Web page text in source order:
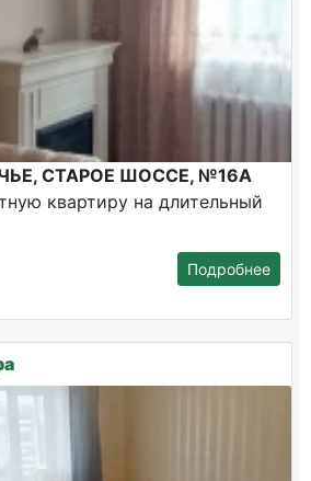
СТАРОЕ ШОССЕ, №16А
квартиру на длительный
Подробнее